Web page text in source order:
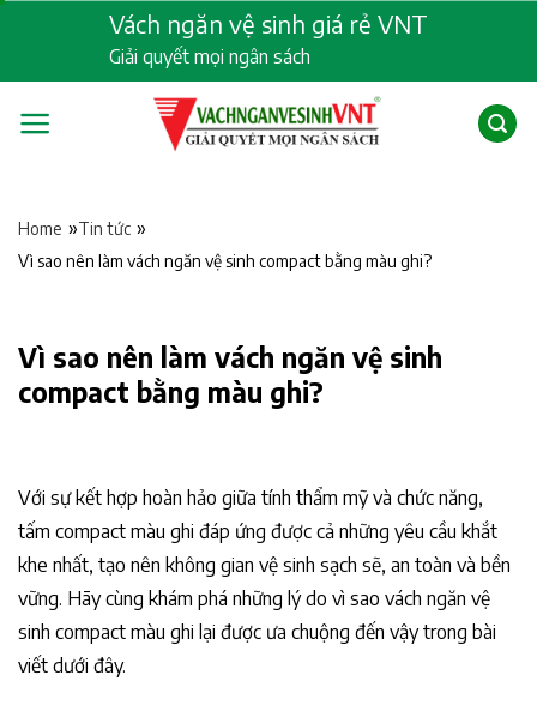
content
Vách ngăn vệ sinh giá rẻ VNT
Giải quyết mọi ngân sách
Home »Tin tức »
Vì sao nên làm vách ngăn vệ sinh compact bằng màu ghi?
Vì sao nên làm vách ngăn vệ sinh
compact bằng màu ghi?
Với sự kết hợp hoàn hảo giữa tính thẩm mỹ và chức năng,
tấm compact màu ghi đáp ứng được cả những yêu cầu khắt
khe nhất, tạo nên không gian vệ sinh sạch sẽ, an toàn và bền
vững. Hãy cùng khám phá những lý do vì sao vách ngăn vệ
sinh compact màu ghi lại được ưa chuộng đến vậy trong bài
viết dưới đây.